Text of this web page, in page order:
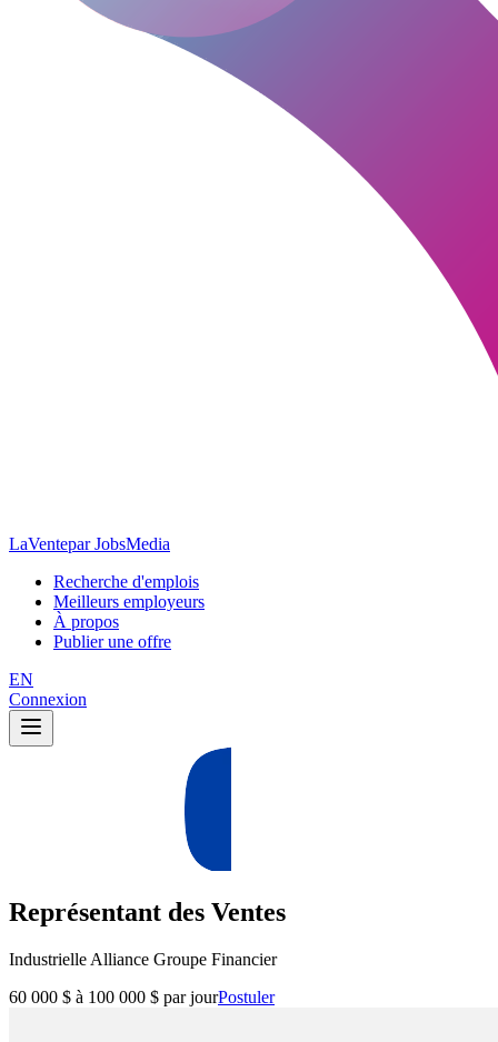
LaVentepar JobsMedia
Recherche d'emplois
Meilleurs employeurs
À propos
Publier une offre
EN
Connexion
Représentant des Ventes
Industrielle Alliance Groupe Financier
60 000 $ à 100 000 $ par jourPostuler